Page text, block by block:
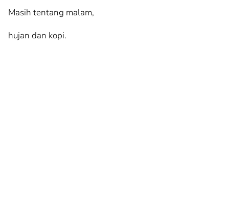
Masih tentang malam,
hujan dan kopi.